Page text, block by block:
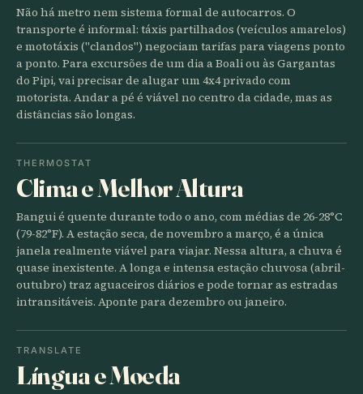
Não há metro nem sistema formal de autocarros. O
transporte é informal: táxis partilhados (veículos amarelos)
e mototáxis ("clandos") negociam tarifas para viagens ponto
a ponto. Para excursões de um dia a Boali ou às Gargantas
do Pipi, vai precisar de alugar um 4x4 privado com
motorista. Andar a pé é viável no centro da cidade, mas as
distâncias são longas.
THERMOSTAT
Clima e Melhor Altura
Bangui é quente durante todo o ano, com médias de 26-28°C
(79-82°F). A estação seca, de novembro a março, é a única
janela realmente viável para viajar. Nessa altura, a chuva é
quase inexistente. A longa e intensa estação chuvosa (abril-
outubro) traz aguaceiros diários e pode tornar as estradas
intransitáveis. Aponte para dezembro ou janeiro.
TRANSLATE
Língua e Moeda